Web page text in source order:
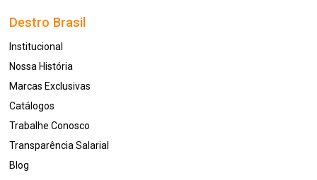
Destro Brasil
Institucional
Nossa História
Marcas Exclusivas
Catálogos
Trabalhe Conosco
Transparência Salarial
Blog